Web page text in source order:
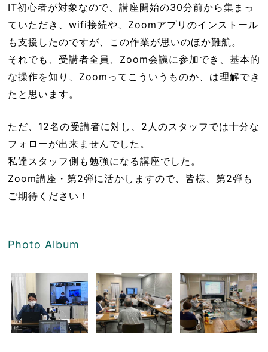
IT初心者が対象なので、講座開始の30分前から集まっ
ていただき、wifi接続や、Zoomアプリのインストール
も支援したのですが、この作業が思いのほか難航。
それでも、受講者全員、Zoom会議に参加でき、基本的
な操作を知り、Zoomってこういうものか、は理解でき
たと思います。
ただ、12名の受講者に対し、2人のスタッフでは十分な
フォローが出来ませんでした。
私達スタッフ側も勉強になる講座でした。
Zoom講座・第2弾に活かしますので、皆様、第2弾も
ご期待ください！
Photo Album